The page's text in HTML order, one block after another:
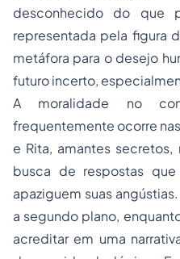
desconhecido do que
representada pela figura
metáfora para o desejo
futuro incerto,
A moralidade no
frequentemente ocorre
e Rita, amantes
busca de respostas
apaziguem suas
a segundo plano,
acreditar em uma